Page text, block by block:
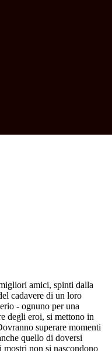
amici, spinti dalla
cadavere di un loro
- ognuno per una
degli eroi, si mettono in
superare momenti
quello di doversi
non si nascondono